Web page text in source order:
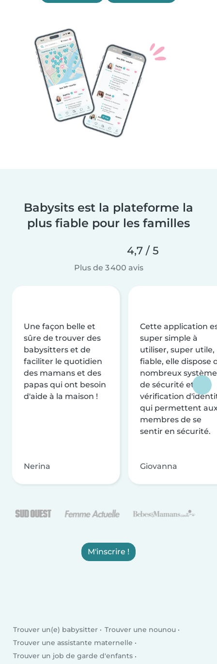
Babysits est la plateforme la
plus fiable pour les familles
4,7 / 5
Plus de 3 400 avis
Une façon belle et
sûre de trouver des
babysitters et de
faciliter le quotidien
des mamans et des
papas qui ont besoin
d'aide à la maison !
Nerina
Cette application
super simple à
utiliser, super utile,
fiable, elle dispose
nombreux
de sécurité et de
vérification
qui permettent
membres de se
sentir en sécurité.
Giovanna
M'inscrire !
Trouver un(e) babysitter
Trouver une nounou
Trouver une assistante maternelle
Trouver un job de garde d'enfants